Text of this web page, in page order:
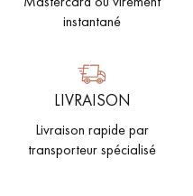
instantané
LIVRAISON
Livraison rapide par
transporteur spécialisé